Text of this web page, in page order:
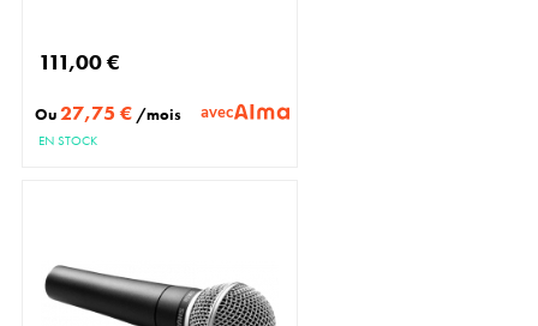
111,00 €
Ou27,75 € /mois avec
EN STOCK